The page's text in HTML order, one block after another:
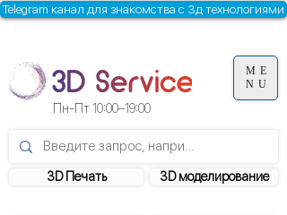
3D моделирование
3D Печать
Пн-Пт10:00–19:00
Telegram канал для знакомства с 3д технологиями
ME
NU